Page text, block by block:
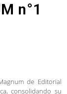
n°1
de Editorial
consolidando su